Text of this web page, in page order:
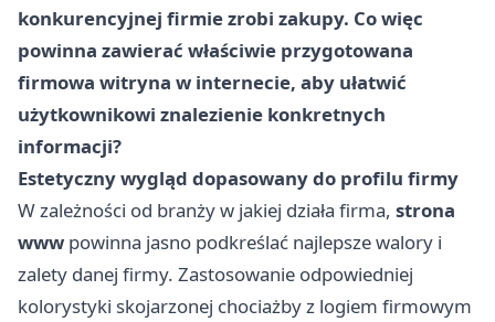
konkurencyjnej firmie zrobi zakupy. Co więc
powinna zawierać właściwie przygotowana
firmowa witryna w internecie, aby ułatwić
użytkownikowi znalezienie konkretnych
informacji?
Estetyczny wygląd dopasowany do profilu firmy
W zależności od branży w jakiej działa firma, strona
www powinna jasno podkreślać najlepsze walory i
zalety danej firmy. Zastosowanie odpowiedniej
kolorystyki skojarzonej chociażby z logiem firmowym